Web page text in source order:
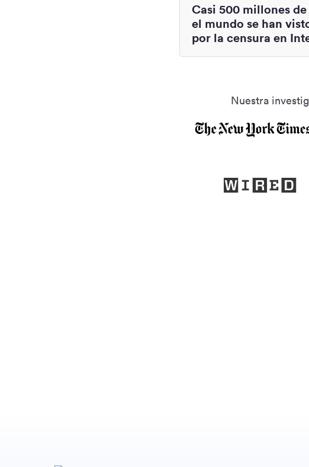
Casi 500 millones
el mundo se han
por la censura en
Nuestra